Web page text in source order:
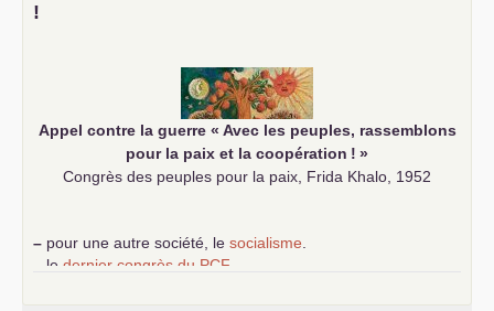
–!
Appel contre la guerre « Avec les peuples, rassemblons
pour la paix et la coopération ! »
Congrès des peuples pour la paix, Frida Khalo, 1952
– pour une autre société, le socialisme
le dernier congrès du PCF